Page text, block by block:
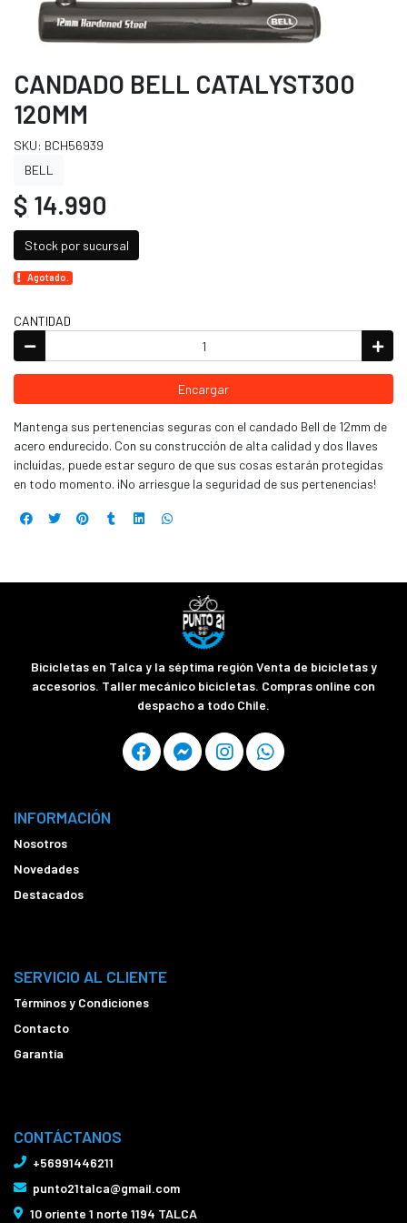
CANDADO BELL CATALYST300
120MM
SKU: BCH56939
BELL
$ 14.990
Stock por sucursal
Agotado.
CANTIDAD
Encargar
Mantenga sus pertenencias seguras con el candado Bell de 12mm de
acero endurecido. Con su construcción de alta calidad y dos llaves
incluidas, puede estar seguro de que sus cosas estarán protegidas
en todo momento. ¡No arriesgue la seguridad de sus pertenencias!
Bicicletas en Talca y la séptima región Venta de bicicletas y
accesorios. Taller mecánico bicicletas. Compras online con
despacho a todo Chile.
INFORMACIÓN
Nosotros
Novedades
Destacados
SERVICIO AL CLIENTE
Términos y Condiciones
Contacto
Garantía
CONTÁCTANOS
+56991446211
punto21talca@gmail.com
10 oriente 1 norte 1194 TALCA